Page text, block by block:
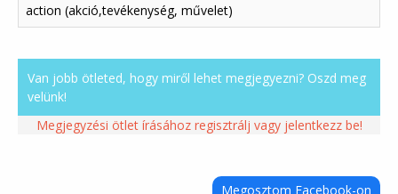
action (akció,tevékenység, művelet)
Van jobb ötleted, hogy miről lehet megjegyezni? Oszd meg
velünk!
Megjegyzési ötlet írásához regisztrálj vagy jelentkezz be!
Megosztom Facebook-on